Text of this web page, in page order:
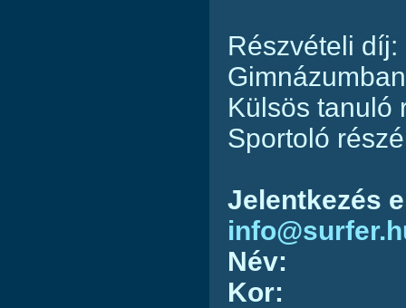
Részvételi díj:
Külsös tanuló
Sportoló
Jelentkezés
Név:
Kor: